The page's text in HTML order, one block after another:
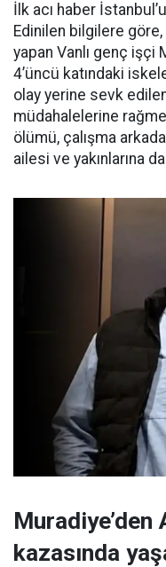
İlk acı haber
Edinilen bilgilere göre,
yapan Vanlı genç işçi
4’üncü katındaki
olay yerine sevk
müdahalelerine
ölümü, çalışma
ailesi ve yakınlarına
kazasında